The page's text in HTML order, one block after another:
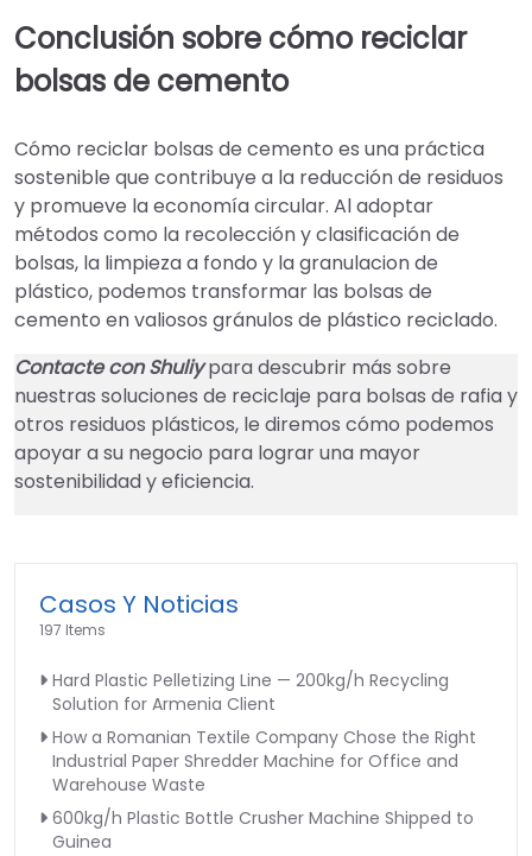
Conclusión sobre cómo reciclar
bolsas de cemento
Cómo reciclar bolsas de cemento es una práctica
sostenible que contribuye a la reducción de residuos
y promueve la economía circular. Al adoptar
métodos como la recolección y clasificación de
bolsas, la limpieza a fondo y la granulacion de
plástico, podemos transformar las bolsas de
cemento en valiosos gránulos de plástico reciclado.
Contacte con Shuliypara descubrir más sobre
nuestras soluciones de reciclaje para bolsas de rafia y
otros residuos plásticos, le diremos cómo podemos
apoyar a su negocio para lograr una mayor
sostenibilidad y eficiencia.
Casos Y Noticias
197 Items
Hard Plastic Pelletizing Line — 200kg/h Recycling
Solution for Armenia Client
How a Romanian Textile Company Chose the Right
Industrial Paper Shredder Machine for Office and
Warehouse Waste
600kg/h Plastic Bottle Crusher Machine Shipped to
Guinea